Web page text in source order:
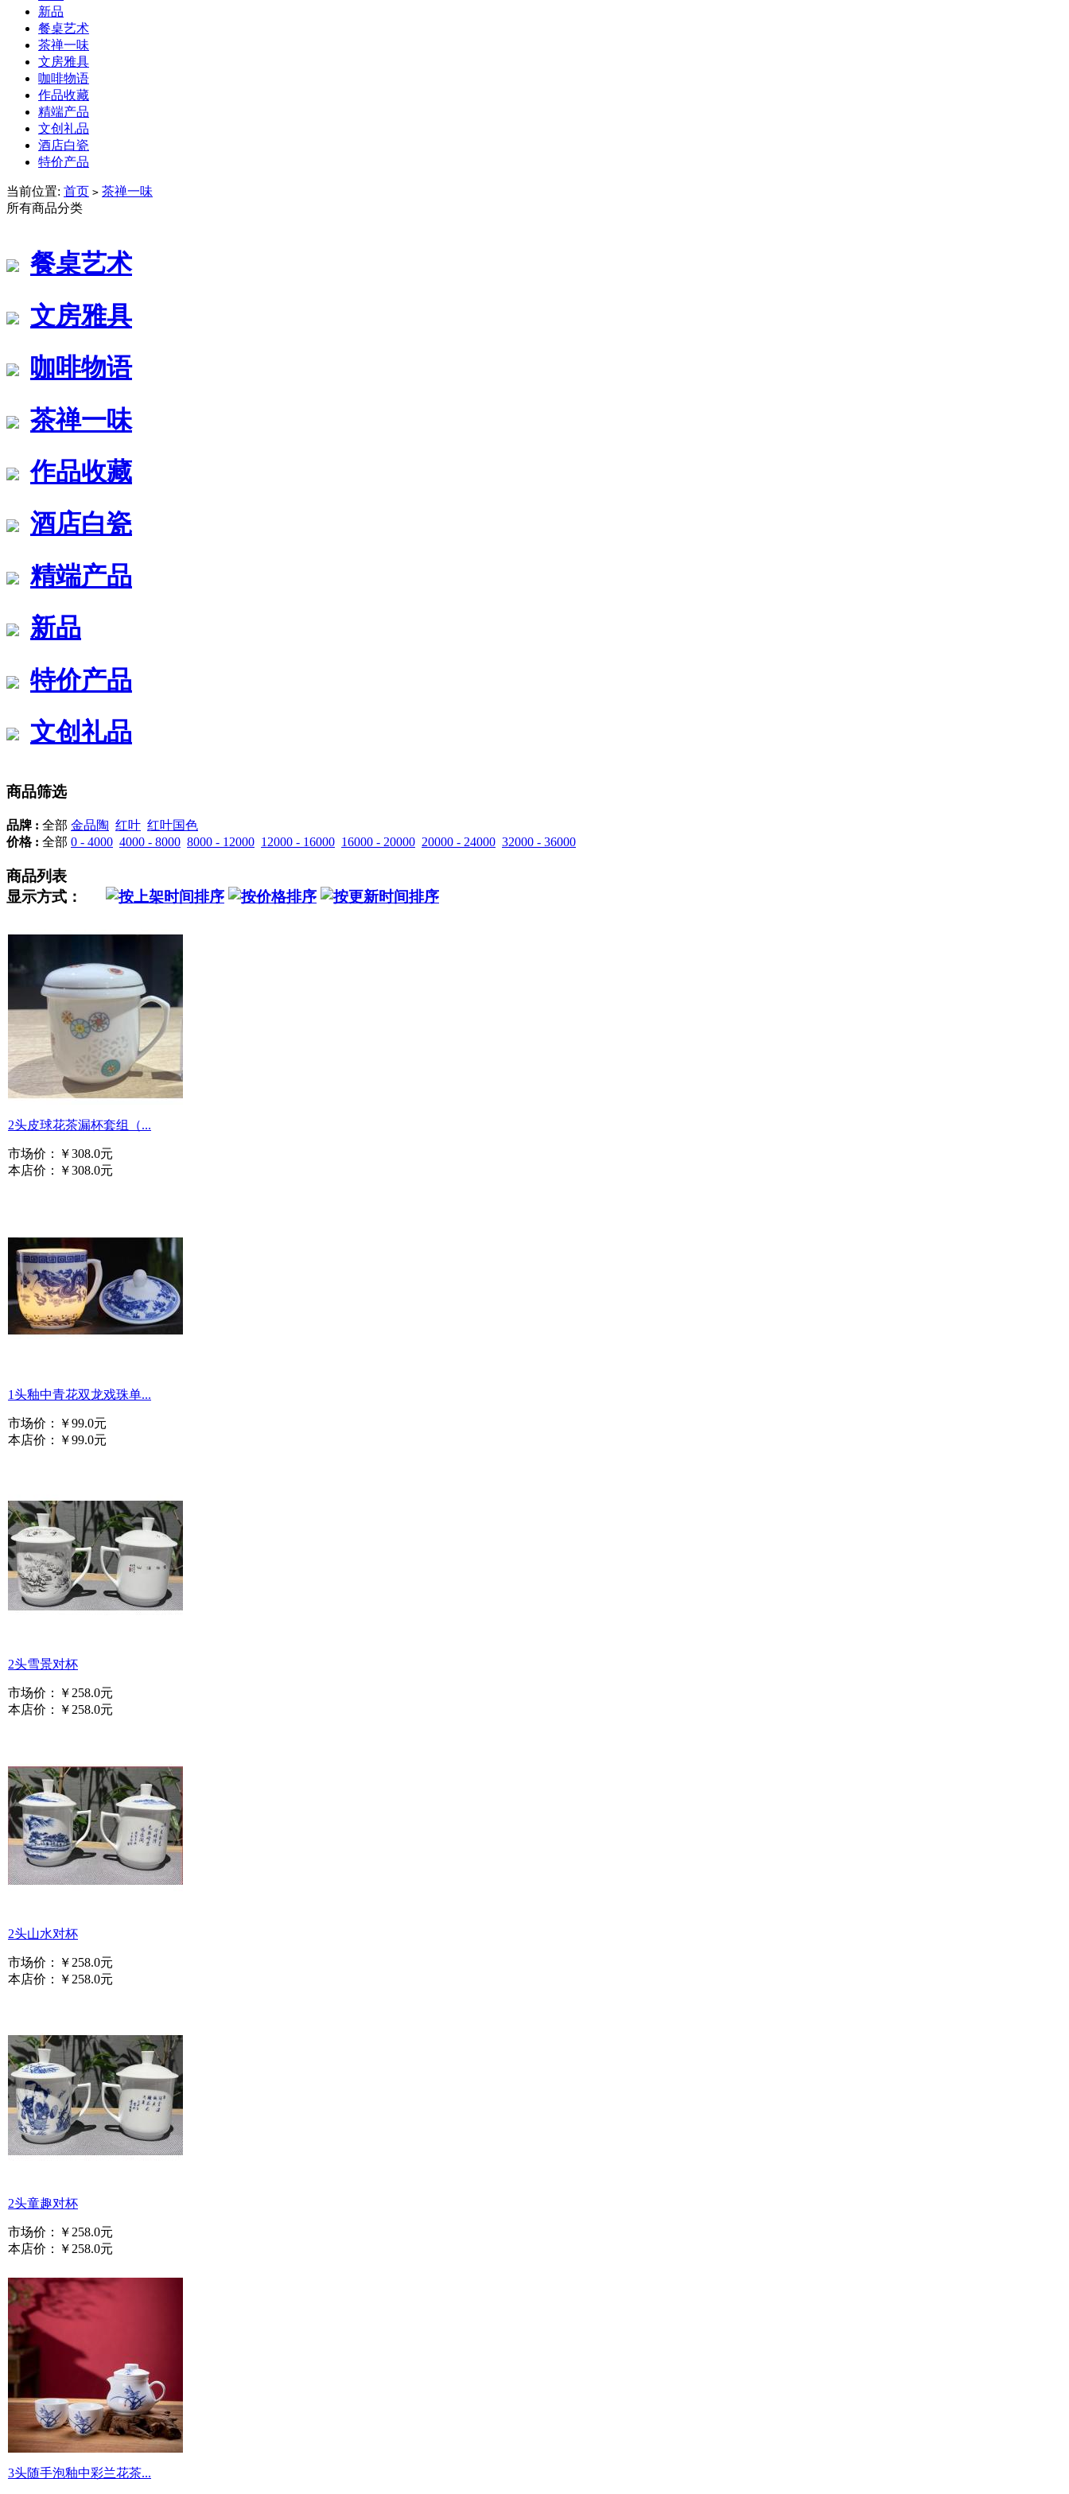
新品
餐桌艺术
茶禅一味
文房雅具
咖啡物语
作品收藏
精端产品
文创礼品
酒店白瓷
特价产品
当前位置: 首页 > 茶禅一味
所有商品分类
餐桌艺术
文房雅具
咖啡物语
茶禅一味
作品收藏
酒店白瓷
精端产品
新品
特价产品
文创礼品
商品筛选
品牌 : 全部 金品陶 红叶 红叶国色
价格 : 全部 0 - 4000 4000 - 8000 8000 - 12000 12000 - 16000 16000 - 20000 20000 - 24000 32000 - 36000
商品列表
显示方式：
2头皮球花茶漏杯套组（...
市场价：
￥308.0元
本店价：
￥308.0元
1头釉中青花双龙戏珠单...
市场价：
￥99.0元
本店价：
￥99.0元
2头雪景对杯
市场价：
￥258.0元
本店价：
￥258.0元
2头山水对杯
市场价：
￥258.0元
本店价：
￥258.0元
2头童趣对杯
市场价：
￥258.0元
本店价：
￥258.0元
3头随手泡釉中彩兰花茶...